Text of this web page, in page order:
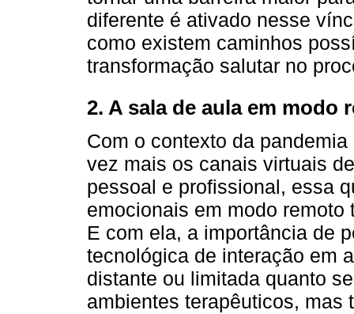
diferente é ativado nesse
como existem caminhos
transformação salutar no
2. A sala de aula em modo
Com o contexto da
vez mais os canais virtuais
pessoal e profissional, essa
emocionais em modo
E com ela, a importância de
tecnológica de interação em
distante ou limitada quanto
ambientes terapêuticos, mas